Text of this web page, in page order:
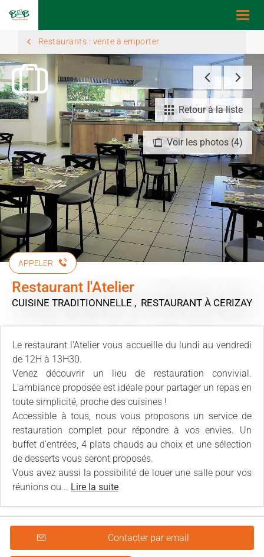
Restaurants : vente à emporter
Voir les photos (4)
Retour à la liste
APPELER
Restaurant l'Atelier
CUISINE TRADITIONNELLE , RESTAURANT À CERIZAY
Le restaurant l'Atelier vous accueille du lundi au vendredi
de 12H à 13H30.
Venez découvrir un lieu de restauration convivial.
L'ambiance proposée est idéale pour partager un repas en
toute simplicité, proche des cuisines !
Accessible à tous, nous vous proposons un service de
restauration complet pour répondre à vos envies. Un
buffet d'entrées, 4 plats chauds au choix et une sélection
de desserts vous seront proposés.
Vous avez aussi la possibilité de louer une salle pour vos
réunions ou... Lire la suite
Contacter par email